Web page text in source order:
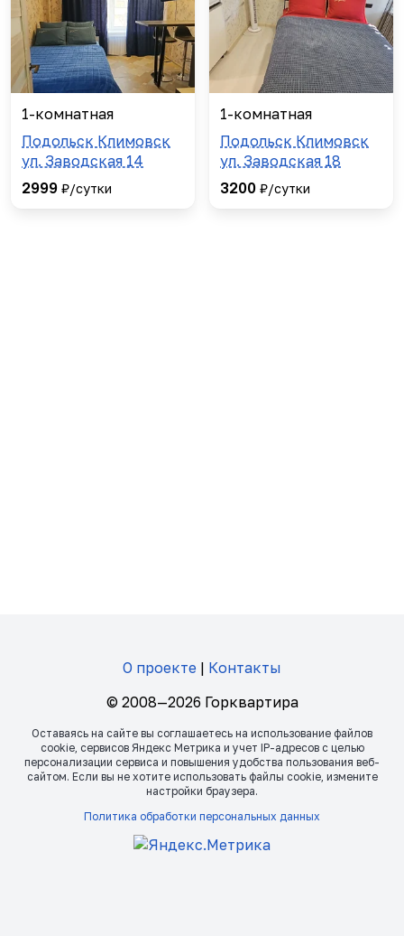
1-комнатная
Подольск Климовск
ул. Заводская 14
2999 ₽/сутки
1-комнатная
Подольск Климовск
ул. Заводская 18
3200 ₽/сутки
О проекте | Контакты
© 2008—2026 Горквартира
Оставаясь на сайте вы соглашаетесь на использование файлов
сookie, сервисов Яндекс Метрика и учет IP-адресов с целью
персонализации сервиса и повышения удобства пользования веб-
сайтом. Если вы не хотите использовать файлы сookie, измените
настройки браузера.
Политика обработки персональных данных